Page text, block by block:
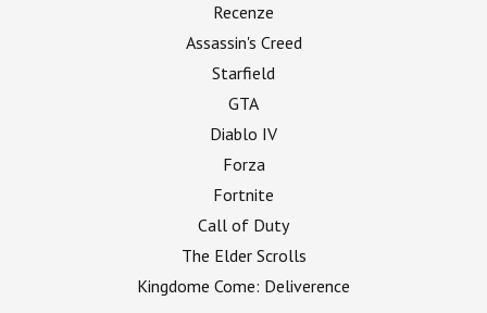
Recenze
Assassin's Creed
Starfield
GTA
Diablo IV
Forza
Fortnite
Call of Duty
The Elder Scrolls
Kingdome Come: Deliverence